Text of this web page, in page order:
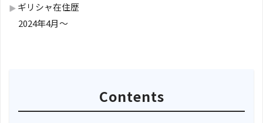
ギリシャ在住歴
2024年4月〜
Contents